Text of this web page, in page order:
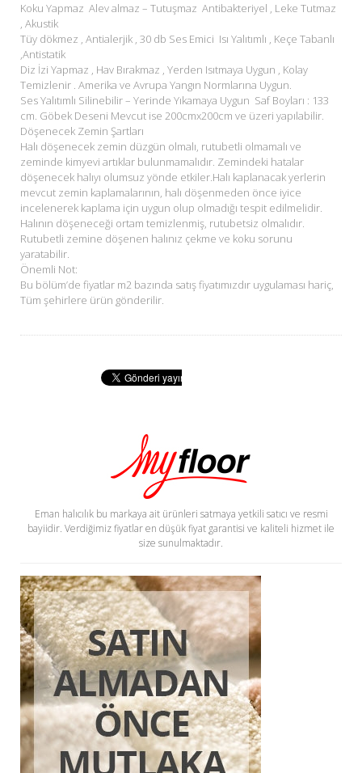
Koku Yapmaz Alev almaz – Tutuşmaz Antibakteriyel , Leke Tutmaz
, Akustik
Tüy dökmez , Antialerjik , 30 db Ses Emici Isı Yalıtımlı , Keçe Tabanlı
,Antistatik
Diz İzi Yapmaz , Hav Bırakmaz , Yerden Isıtmaya Uygun , Kolay
Temizlenir . Amerika ve Avrupa Yangın Normlarına Uygun.
Ses Yalıtımlı Silinebilir – Yerinde Yıkamaya Uygun Saf Boyları : 133
cm. Göbek Deseni Mevcut ise 200cmx200cm ve üzeri yapılabilir.
Döşenecek Zemin Şartları
Halı döşenecek zemin düzgün olmalı, rutubetli olmamalı ve
zeminde kimyevi artıklar bulunmamalıdır. Zemindeki hatalar
döşenecek halıyı olumsuz yönde etkiler.Halı kaplanacak yerlerin
mevcut zemin kaplamalarının, halı döşenmeden önce iyice
incelenerek kaplama için uygun olup olmadığı tespit edilmelidir.
Halının döşeneceği ortam temizlenmiş, rutubetsiz olmalıdır.
Rutubetli zemine döşenen halınız çekme ve koku sorunu
yaratabilir.
Önemli Not:
Bu bölüm’de fiyatlar m2 bazında satış fiyatımızdır uygulaması hariç,
Tüm şehirlere ürün gönderilir.
Eman halıcılık bu markaya ait ürünleri satmaya yetkili satıcı ve resmi
bayiidir. Verdiğimiz fiyatlar en düşük fiyat garantisi ve kaliteli hizmet ile
size sunulmaktadır.